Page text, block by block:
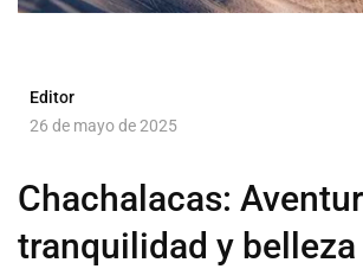
Editor
26 de mayo de 2025
Chachalacas:
tranquilidad y belleza